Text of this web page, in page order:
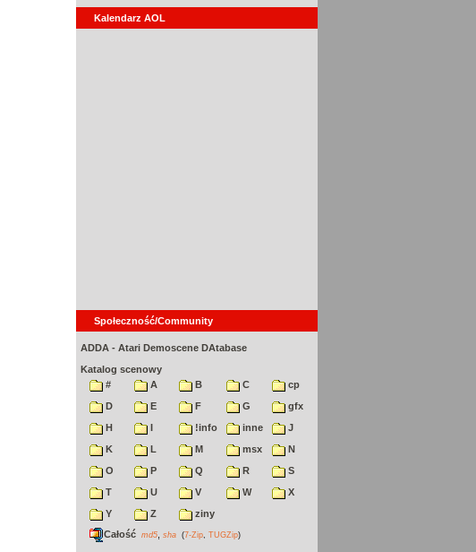
Kalendarz AOL
Społeczność/Community
ADDA - Atari Demoscene DAtabase
Katalog scenowy
#
A B C
cp
D
E F G
gfx
H
I !info inne
J
K
L M msx
N
O
P Q R
S
T
U V W
X
Y
Z
ziny
Całość md5 sha (7-Zip TUGZip)